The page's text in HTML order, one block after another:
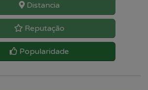
Distancia
Reputação
Popularidade